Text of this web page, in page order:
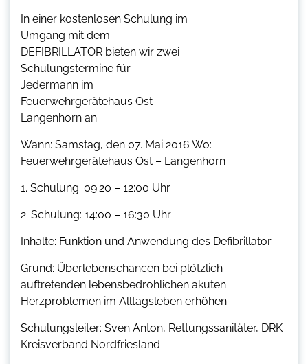
In einer kostenlosen Schulung im
Umgang mit dem
DEFIBRILLATOR bieten wir zwei
Schulungstermine für
Jedermann im
Feuerwehrgerätehaus Ost 
Langenhorn an.
Wann: Samstag, den 07. Mai 2016 Wo:
Feuerwehrgerätehaus Ost – Langenhorn
1. Schulung: 09:20 – 12:00 Uhr
2. Schulung: 14:00 – 16:30 Uhr
Inhalte: Funktion und Anwendung des Defibrillator
Grund: Überlebenschancen bei plötzlich
auftretenden lebensbedrohlichen akuten
Herzproblemen im Alltagsleben erhöhen.
Schulungsleiter: Sven Anton, Rettungssanitäter, DRK
Kreisverband Nordfriesland